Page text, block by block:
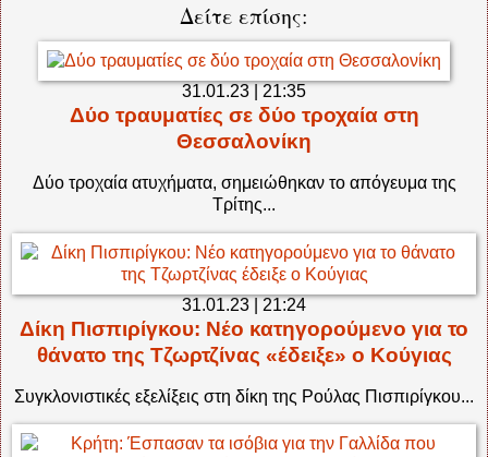
Δείτε επίσης:
31.01.23 | 21:35
Δύο τραυματίες σε δύο τροχαία στη
Θεσσαλονίκη
Δύο τροχαία ατυχήματα, σημειώθηκαν το απόγευμα της
Τρίτης...
31.01.23 | 21:24
Δίκη Πισπιρίγκου: Νέο κατηγορούμενο για το
θάνατο της Τζωρτζίνας «έδειξε» ο Κούγιας
Συγκλονιστικές εξελίξεις στη δίκη της Ρούλας Πισπιρίγκου...